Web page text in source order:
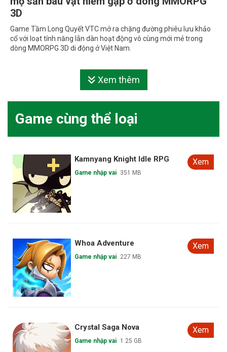
3D
Game Tầm Long Quyết VTC mở ra chặng đường phiêu lưu khảo
cổ với loạt tính năng lẫn dàn hoạt động vô cùng mới mẻ trong
dòng MMORPG 3D di động ở Việt Nam.
Xem thêm
Game cùng thể loại
Kamnyang Knight Idle RPG
Game nhập vai 351 MB
Xem
Whoa Adventure
Game nhập vai 227 MB
Xem
Crystal Saga Nova
Game nhập vai 1.25 GB
Xem